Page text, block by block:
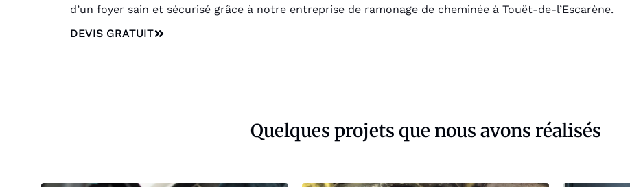
d’un foyer sain et sécurisé grâce à notre entreprise de ramonage de cheminée à Touët-de-l’Escarène.
DEVIS GRATUIT
Quelques projets que nous avons réalisés